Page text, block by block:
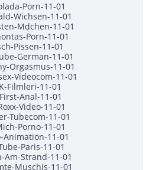
Porn-11-01
Wichsen-11-01
Mdchen-11-01
Porn-11-01
Pissen-11-01
German-11-01
Orgasmus-11-01
Videocom-11-01
Filmleri-11-01
Anal-11-01
Video-11-01
Tubecom-11-01
Porno-11-01
11-01
Paris-11-01
Strand-11-01
Muschis-11-01